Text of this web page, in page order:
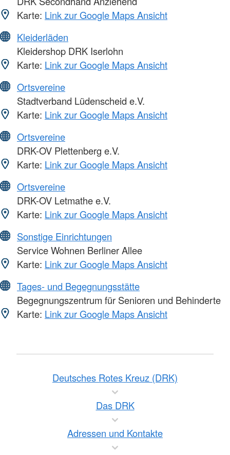
Karte: Link zur Google Maps Ansicht
Kleiderläden
Kleidershop DRK Iserlohn
Karte: Link zur Google Maps Ansicht
Ortsvereine
Stadtverband Lüdenscheid e.V.
Karte: Link zur Google Maps Ansicht
Ortsvereine
DRK-OV Plettenberg e.V.
Karte: Link zur Google Maps Ansicht
Ortsvereine
DRK-OV Letmathe e.V.
Karte: Link zur Google Maps Ansicht
Sonstige Einrichtungen
Service Wohnen Berliner Allee
Karte: Link zur Google Maps Ansicht
Tages- und Begegnungsstätte
Begegnungszentrum für Senioren und Behinderte
Karte: Link zur Google Maps Ansicht
Deutsches Rotes Kreuz (DRK)
Das DRK
Adressen und Kontakte